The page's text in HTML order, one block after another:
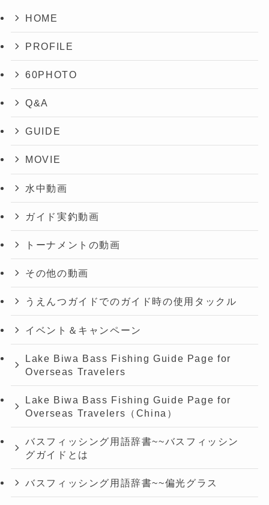
HOME
PROFILE
60PHOTO
Q&A
GUIDE
MOVIE
水中動画
ガイド実釣動画
トーナメントの動画
その他の動画
うえんつガイドでのガイド時の使用タックル
イベント＆キャンペーン
Lake Biwa Bass Fishing Guide Page for
Overseas Travelers
Lake Biwa Bass Fishing Guide Page for
Overseas Travelers（China）
バスフィッシング用語辞書~~バスフィッシン
グガイドとは
バスフィッシング用語辞書~~偏光グラス